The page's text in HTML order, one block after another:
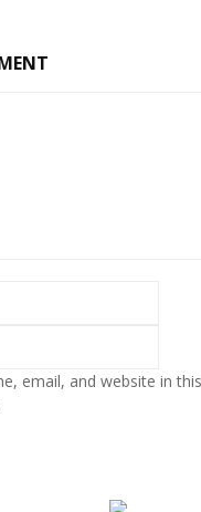
email, and website in